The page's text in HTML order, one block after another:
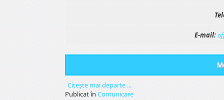
E-mail:
Citeşte mai departe ...
Publicat în Comunicare